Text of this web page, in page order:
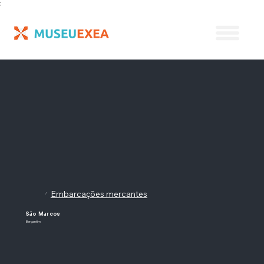
;
/ Embarcações mercantes
São Marcos
Bergantim